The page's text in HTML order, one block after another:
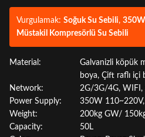
Vurgulamak: Soğuk Su Sebili,
Müstakil Kompresörlü Su Sebili
Material:
Galvanizli köpük
boya, Çift raflı içi
Network:
2G/3G/4G, WIFI,
Power Supply:
350W
Weight:
200kg GW/
Capacity:
50L